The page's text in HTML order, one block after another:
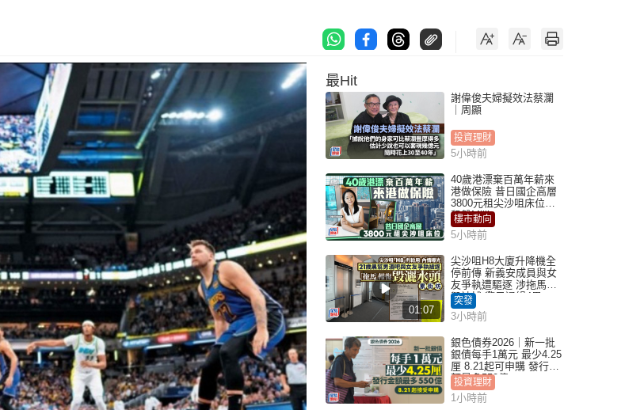
最Hit
謝偉俊夫婦擬效法蔡瀾
｜周顯
投資理財
5小時前
40歲港漂棄百萬年薪來
港做保險 昔日國企高層
3800元租尖沙咀床位｜
租盤Million
樓市動向
5小時前
01:07
尖沙咀H8大廈升降機全
停前傳 新義安成員與女
友爭執遭驅逐 涉拖馬刑
毀被捕 警另通緝4男
突發
3小時前
銀色債券2026｜新一批
銀債每手1萬元 最少4.25
厘 8.21起可申購 發行金
額最多550億
投資理財
1小時前